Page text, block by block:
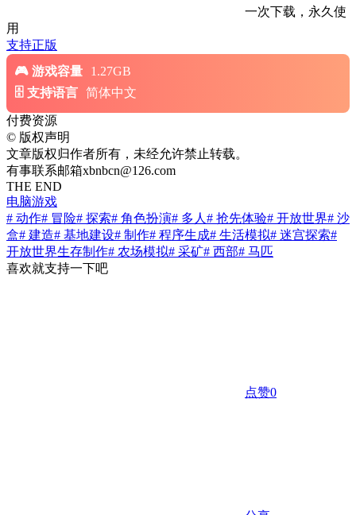
一次下载，永久使
用
支持正版
游戏容量
1.27GB
支持语言 简体中文
付费资源
© 版权声明
文章版权归作者所有，未经允许禁止转载。
有事联系邮箱xbnbcn@126.com
THE END
电脑游戏
# 动作# 冒险# 探索# 角色扮演# 多人# 抢先体验# 开放世界# 沙
盒# 建造# 基地建设# 制作# 程序生成# 生活模拟# 迷宫探索#
开放世界生存制作# 农场模拟# 采矿# 西部# 马匹
喜欢就支持一下吧
点赞0